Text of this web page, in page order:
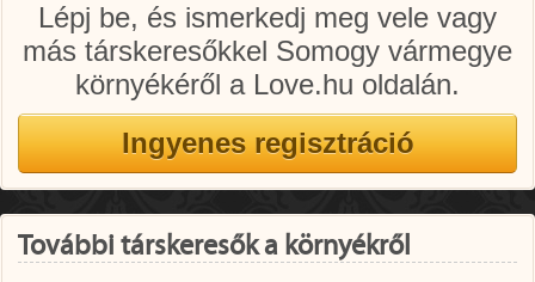
Lépj be, és ismerkedj meg vele vagy
más társkeresőkkel Somogy vármegye
környékéről a Love.hu oldalán.
További társkeresők a környékről